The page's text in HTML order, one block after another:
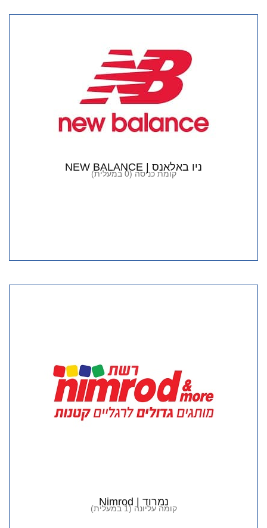
ניו באלאנס | NEW BALANCE
קומת כניסה (0 במעלית)
נמרוד | Nimrod
קומה עליונה (1 במעלית)